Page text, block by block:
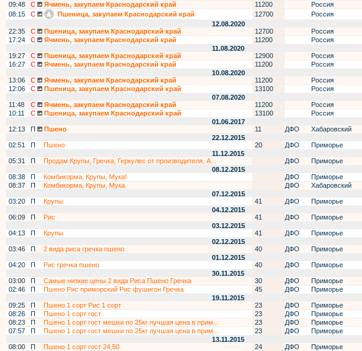
09:48
С Ячмень, закупаем Краснодарский край 11200 Россия
08:15
С Пшеница, закупаем Краснодарский край 12700 Россия
12.08.2020
22:35
С Пшеница, закупаем Краснодарский край 12700 Россия
17:24
С Ячмень, закупаем Краснодарский край 11200 Россия
11.08.2020
19:27
С Пшеница, закупаем Краснодарский край 12900 Россия
16:27
С Ячмень, закупаем Краснодарский край 11200 Россия
10.08.2020
13:06
С Ячмень, закупаем Краснодарский край 11200 Россия
12:06
С Пшеница, закупаем Краснодарский край 13100 Россия
07.08.2020
11:48
С Ячмень, закупаем Краснодарский край 11200 Россия
10:11
С Пшеница, закупаем Краснодарский край 13100 Россия
01.06.2017
12:13
П Пшено 11 ДФО Хабаровский
22.12.2015
02:51
П Пшено 20 ДФО Приморье
11.12.2015
05:31
П Продам Крупы, Гречка, Геркулес от производителя, А... ДФО Приморье
08.12.2015
08:38
П Комбикорма, Крупы, Мука! ДФО Приморье
08:37
П Комбикорма, Крупы, Мука. ДФО Хабаровский
07.12.2015
03:20
П Крупы 41 ДФО Приморье
04.12.2015
06:09
П Рис 41 ДФО Приморье
03.12.2015
04:13
П Крупы 41 ДФО Приморье
02.12.2015
03:46
П 2 вида риса гречка пшено 40 ДФО Приморье
01.12.2015
04:20
П Рис гречка пшено 40 ДФО Приморье
30.11.2015
03:00
П Самые низкие цены 2 вида Риса Пшено Гречка 30 ДФО Приморье
02:46
П Пшено Рис приморский Рис фушигон Гречка 45 ДФО Приморье
19.11.2015
09:25
П Пшено 1 сорт Рис 1 сорт 23 ДФО Приморье
08:26
П Пшено 1 сорт гост 23 ДФО Приморье
08:23
П Пшено 1 сорт гост мешки по 25кг лучшая цена в прим... 23 ДФО Приморье
07:57
П Пшено 1 сорт гост мешки по 25кг лучшая цена в прим... 23 ДФО Приморье
13.11.2015
08:00
П Пшено 1 сорт гост 24,50 24 ДФО Приморье